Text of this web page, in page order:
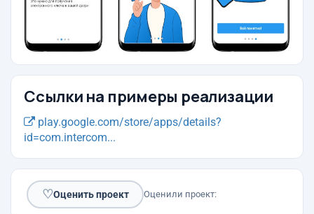
Ссылки на примеры реализации
play.google.com/store/apps/details?
id=com.intercom...
♡Оценить проект Оценили проект: